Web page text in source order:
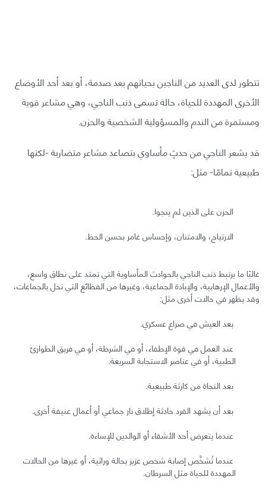
تتطور لدى العديد من الناجين بحياتهم بعد صدمة، أو بعد أحد الأوضاع
الأخرى المهددة للحياة، حالة تسمى ذنب الناجي، وهي مشاعر قوية
ومستمرة من الندم والمسؤولية الشخصية والحزن.
قد يشعر الناجي من حدثٍ مأساوي بتصاعد مشاعر متضاربة -لكنها
طبيعية تمامًا- مثل:
الحزن على الذين لم ينجوا.
الارتياح، والامتنان، وإحساس غامر بحسن الحظ.
غالبًا ما يرتبط ذنب الناجي بالحوادث المأساوية التي تمتد على نطاق واسع،
والأعمال الإرهابية، والإبادة الجماعية، وغيرها من الفظائع التي تحل بالجماعات،
وقد يظهر في حالات أخرى مثل:
بعد العيش في صراع عسكري.
عند العمل في قوة الإطفاء، أو في الشرطة، أو في فريق الطوارئ
الطبية، أو في عناصر الاستجابة السريعة.
بعد النجاة من كارثة طبيعية.
بعد أن يشهد الفرد حادثة إطلاق نار جماعي أو أعمال عنيفة أخرى.
عندما يتعرض أحد الأشقاء أو الوالدين للإساءة.
عندما تُشخَّص إصابة شخص عزيز بحالة وراثية، أو غيرها من الحالات
المهددة للحياة مثل السرطان.